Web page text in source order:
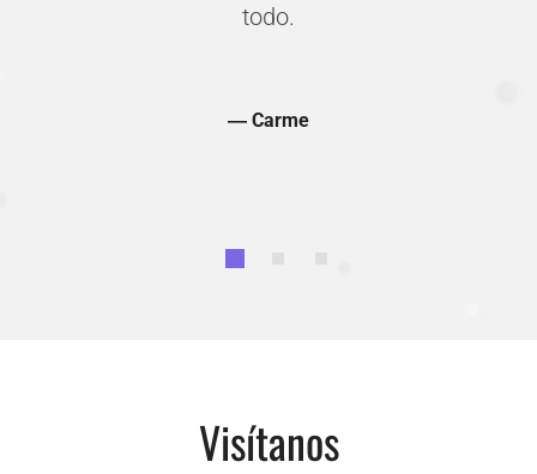
todo.
― Carme
Visítanos